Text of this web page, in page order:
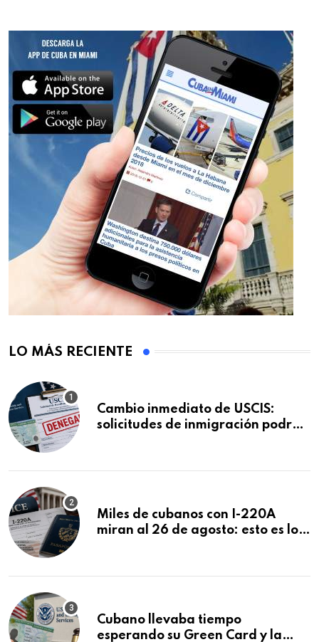
LO MÁS RECIENTE
Cambio inmediato de USCIS:
solicitudes de inmigración podrán
Miles de cubanos con I-220A
miran al 26 de agosto: esto es lo
Cubano llevaba tiempo
esperando su Green Card y la